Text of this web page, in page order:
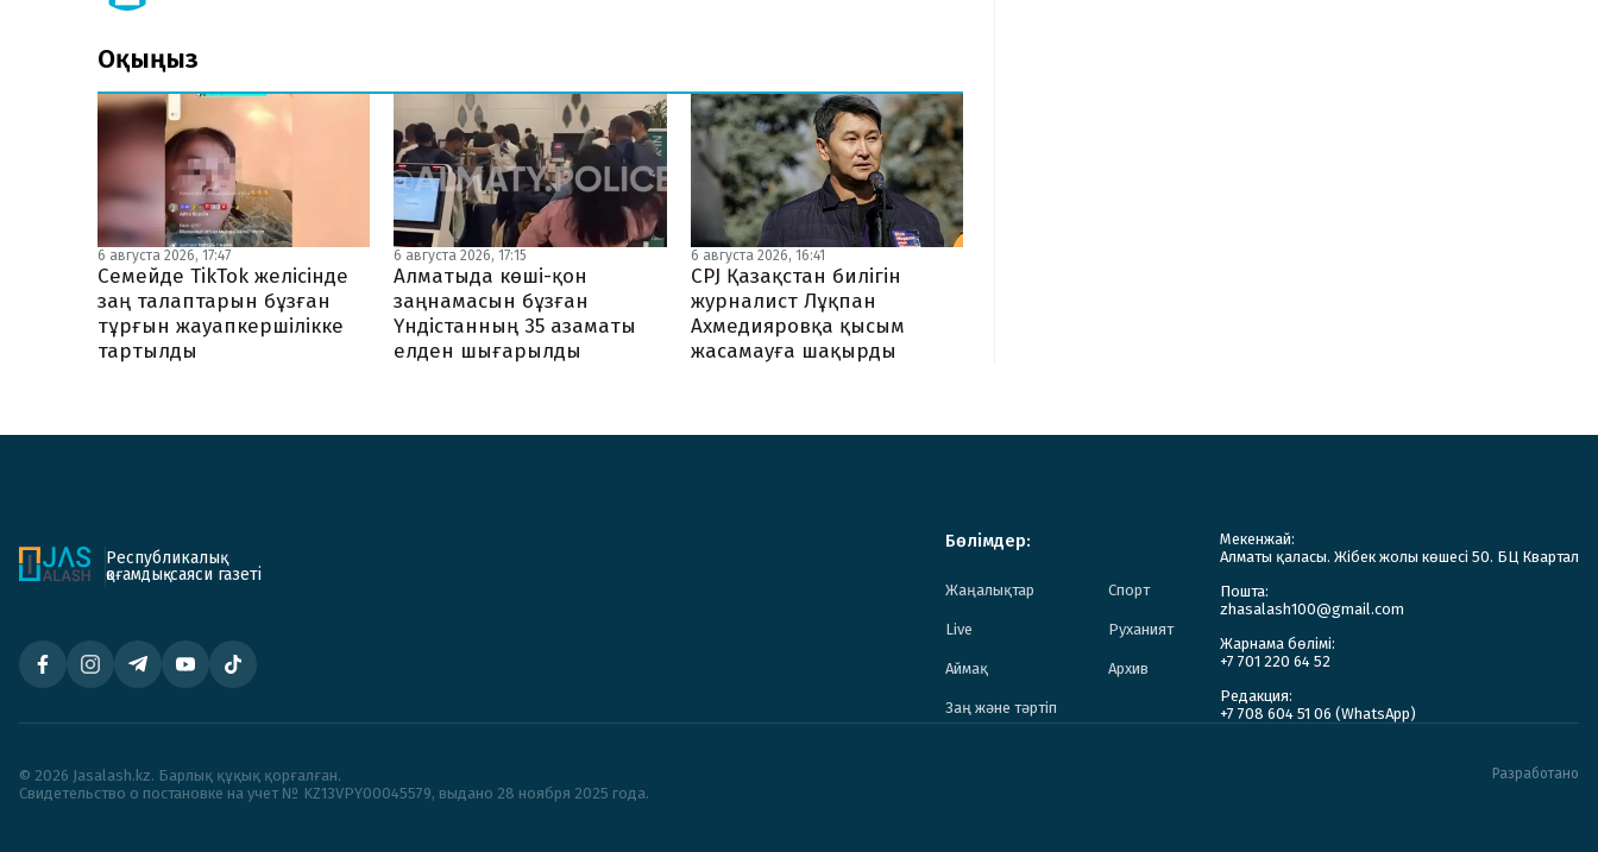
Оқыңыз
6 августа 2026, 17:47
Семейде TikTok желісінде
заң талаптарын бұзған
тұрғын жауапкершілікке
тартылды
6 августа 2026, 17:15
Алматыда көші-қон
заңнамасын бұзған
Үндістанның 35 азаматы
елден шығарылды
6 августа 2026, 16:41
CPJ Қазақстан билігін
журналист Лұқпан
Ахмедияровқа қысым
жасамауға шақырды
Республикалық
қоғамдық-саяси газеті
Бөлімдер:
Жаңалықтар Спорт
Live Руханият
Аймақ Архив
Заң және тәртіп
Мекенжай:
Алматы қаласы. Жібек жолы көшесі 50. БЦ Квартал
Пошта:
zhasalash100@gmail.com
Жарнама бөлімі:
+7 701 220 64 52
Редакция:
+7 708 604 51 06 (WhatsApp)
© 2026 Jasalash.kz. Барлық құқық қорғалған.
Cвидетельство о постановке на учет № KZ13VPY00045579, выдано 28 ноября 2025 года.
Разработано